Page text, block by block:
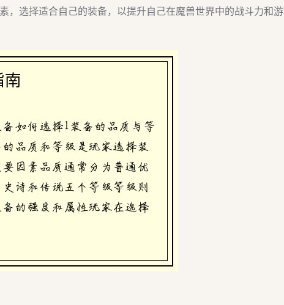
，选择适合自己的装备，以提升自己在魔兽世界中的战斗力和游